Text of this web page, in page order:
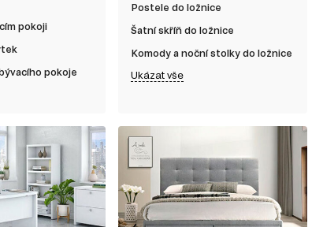
pokoji
pokoje
Postele do ložnice
Šatní skříň do ložnice
Komody a noční stolky do ložnice
Ukázat vše